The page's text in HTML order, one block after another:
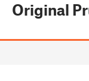
Original